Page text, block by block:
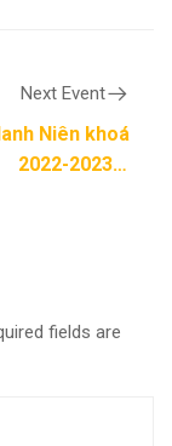
Next Event
Niên khoá
2022-2023 –
fields are